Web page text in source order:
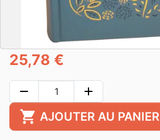
25,78 €
remove add
shopping_cart AJOUTER AU PANIER